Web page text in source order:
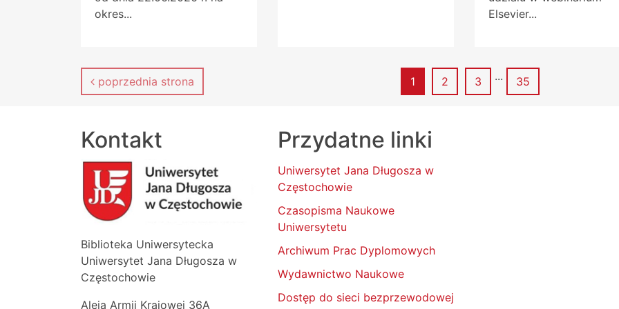
okres...
Elsevier...
poprzednia strona Strona
1 Strona
2 Strona
3 ... Strona
35
Kontakt
Biblioteka Uniwersytecka
Uniwersytet Jana Długosza w
Częstochowie
Aleja Armii Krajowej 36A
Przydatne linki
Uniwersytet Jana Długosza w
Częstochowie
Czasopisma Naukowe
Uniwersytetu
Archiwum Prac Dyplomowych
Wydawnictwo Naukowe
Dostęp do sieci bezprzewodowej